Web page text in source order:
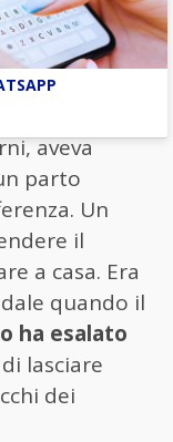
a
nel reparto
aveva
parto
Un
il
a casa. Era
quando il
ha esalato
lasciare
dei